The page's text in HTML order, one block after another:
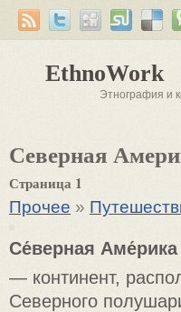
EthnoWork
Этнография и
Северная
Страница 1
Прочее »
Се́верная Аме́рика
— континент,
Северного